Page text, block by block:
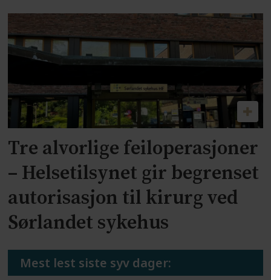
Tre alvorlige feiloperasjoner
– Helsetilsynet gir begrenset
autorisasjon til kirurg ved
Sørlandet sykehus
Mest lest siste syv dager: